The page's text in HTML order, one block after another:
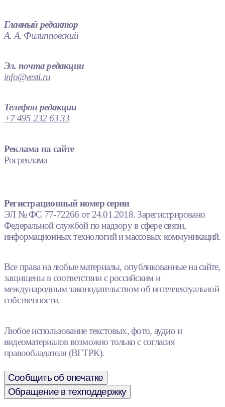
Главный редактор
А. А. Филипповский
Эл. почта редакции
info@vesti.ru
Телефон редакции
+7 495 232 63 33
Реклама на сайте
Росреклама
Регистрационный номер серии
ЭЛ № ФС 77-72266 от 24.01.2018. Зарегистрировано
Федеральной службой по надзору в сфере связи,
информационных технологий и массовых коммуникаций.
Все права на любые материалы, опубликованные на сайте,
защищены в соответствии с российским и
международным законодательством об интеллектуальной
собственности.
Любое использование текстовых, фото, аудио и
видеоматериалов возможно только с согласия
правообладателя (ВГТРК).
Сообщить об опечатке
Обращение в техподдержку